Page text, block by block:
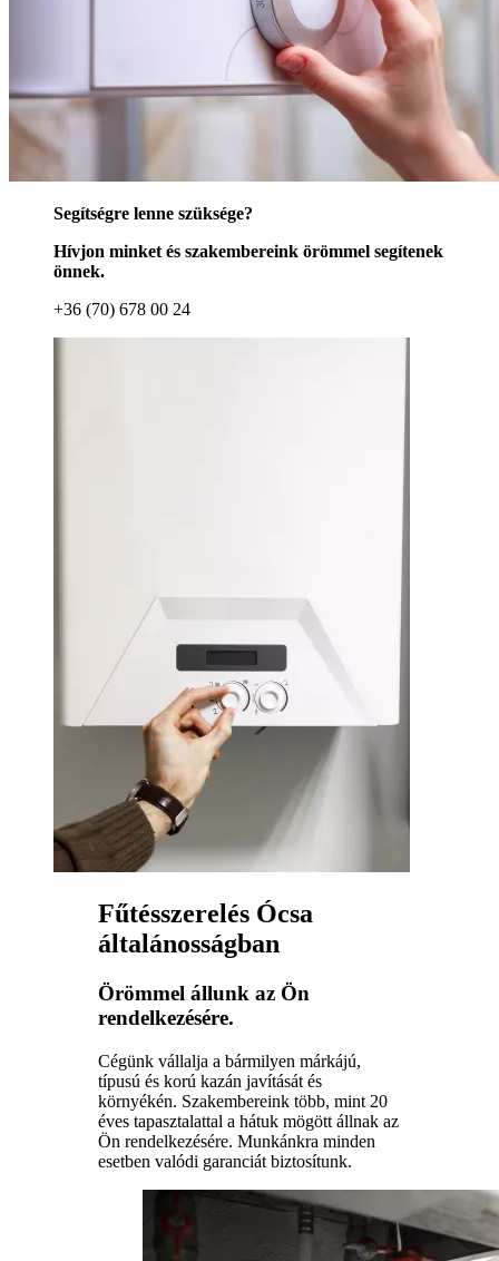
Segítségre lenne szüksége?
Hívjon minket és szakembereink örömmel segítenek
önnek.
+36 (70) 678 00 24
Fűtésszerelés Ócsa
általánosságban
Örömmel állunk az Ön
rendelkezésére.
Cégünk vállalja a bármilyen márkájú,
típusú és korú kazán javítását és
környékén. Szakembereink több, mint 20
éves tapasztalattal a hátuk mögött állnak az
Ön rendelkezésére. Munkánkra minden
esetben valódi garanciát biztosítunk.